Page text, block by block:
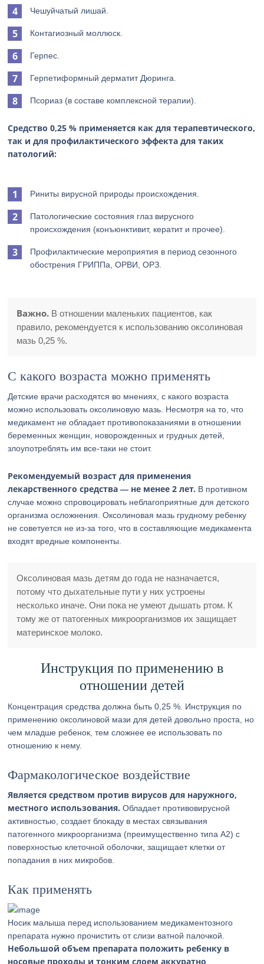
Чешуйчатый лишай.
Контагиозный моллюск.
Герпес.
Герпетиформный дерматит Дюринга.
Псориаз (в составе комплексной терапии).
Средство 0,25 % применяется как для терапевтического,
так и для профилактического эффекта для таких
патологий:
Риниты вирусной природы происхождения.
Патологические состояния глаз вирусного
происхождения (конъюнктивит, кератит и прочее).
Профилактические мероприятия в период сезонного
обострения ГРИППа, ОРВИ, ОРЗ.
Важно. В отношении маленьких пациентов, как
правило, рекомендуется к использованию оксолиновая
мазь 0,25 %.
С какого возраста можно применять
Детские врачи расходятся во мнениях, с какого возраста
можно использовать оксолиновую мазь. Несмотря на то, что
медикамент не обладает противопоказаниями в отношении
беременных женщин, новорожденных и грудных детей,
злоупотреблять им все-таки не стоит.
Рекомендуемый возраст для применения
лекарственного средства — не менее 2 лет. В противном
случае можно спровоцировать неблагоприятные для детского
организма осложнения. Оксолиновая мазь грудному ребенку
не советуется не из-за того, что в составляющие медикамента
входят вредные компоненты.
Оксолиновая мазь детям до года не назначается,
потому что дыхательные пути у них устроены
несколько иначе. Они пока не умеют дышать ртом. К
тому же от патогенных микроорганизмов их защищает
материнское молоко.
Инструкция по применению в
отношении детей
Концентрация средства должна быть 0,25 %. Инструкция по
применению оксолиновой мази для детей довольно проста, но
чем младше ребенок, тем сложнее ее использовать по
отношению к нему.
Фармакологическое воздействие
Является средством против вирусов для наружного,
местного использования. Обладает противовирусной
активностью, создает блокаду в местах связывания
патогенного микроорганизма (преимущественно типа А2) с
поверхностью клеточной оболочки, защищает клетки от
попадания в них микробов.
Как применять
Носик малыша перед использованием медикаментозного
препарата нужно прочистить от слизи ватной палочкой.
Небольшой объем препарата положить ребенку в
носовые проходы и тонким слоем аккуратно